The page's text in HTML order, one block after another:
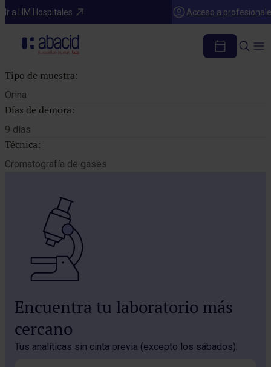
Ir a HM Hospitales Acceso a
Catálogo de pruebas
FENOLES LIBRES
Tipo de muestra:
Orina
Días de demora:
9 días
Técnica:
Cromatografía de gases
Encuentra tu laboratorio más
cercano
Tus analíticas sin cinta previa (excepto los sábados).